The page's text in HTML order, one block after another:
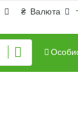
₴ Валюта